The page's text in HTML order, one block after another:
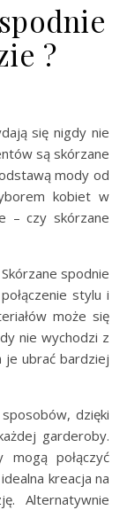
?
są skórzane
mody od
kobiet w
– czy skórzane
spodnie
stylu i
może się
nie wychodzi z
je ubrać bardziej
dzięki
garderoby.
mogą połączyć
kreacja na
Alternatywnie